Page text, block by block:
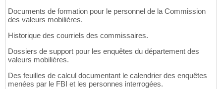
Documents de formation pour le personnel de la Commission
des valeurs mobilières.
Historique des courriels des commissaires.
Dossiers de support pour les enquêtes du département des
valeurs mobilières.
Des feuilles de calcul documentant le calendrier des enquêtes
menées par le FBI et les personnes interrogées.